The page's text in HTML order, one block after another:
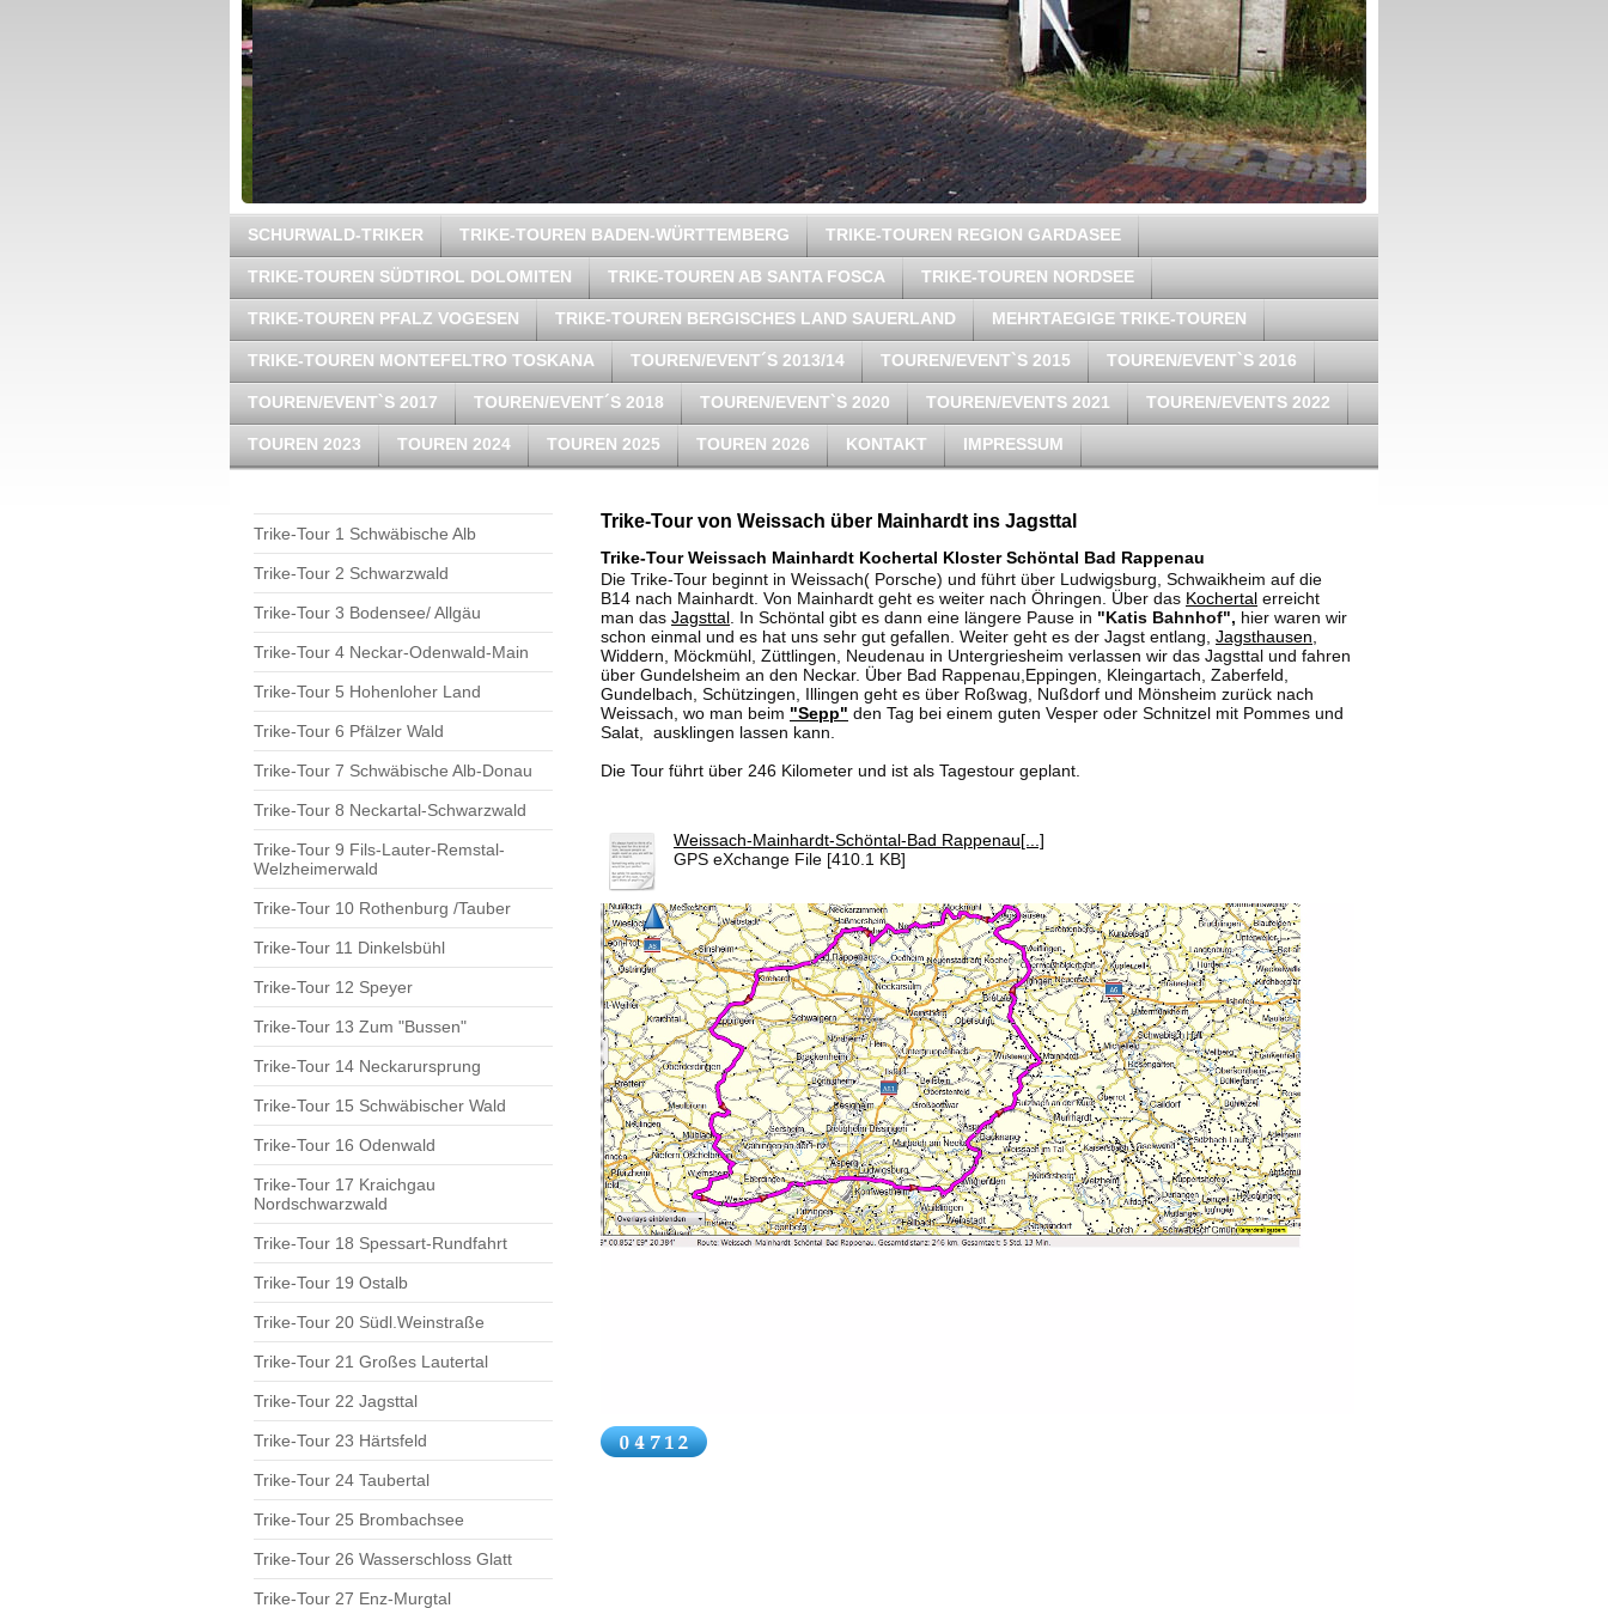
SCHURWALD-TRIKER TRIKE-TOUREN BADEN-WÜRTTEMBERG TRIKE-TOUREN REGION GARDASEE
TRIKE-TOUREN SÜDTIROL DOLOMITEN TRIKE-TOUREN AB SANTA FOSCA TRIKE-TOUREN NORDSEE
TRIKE-TOUREN PFALZ VOGESEN TRIKE-TOUREN BERGISCHES LAND SAUERLAND MEHRTAEGIGE TRIKE-TOUREN
TRIKE-TOUREN MONTEFELTRO TOSKANA TOUREN/EVENT´S 2013/14 TOUREN/EVENT`S 2015 TOUREN/EVENT`S 2016
TOUREN/EVENT`S 2017 TOUREN/EVENT´S 2018 TOUREN/EVENT`S 2020 TOUREN/EVENTS 2021 TOUREN/EVENTS 2022
TOUREN 2023 TOUREN 2024 TOUREN 2025 TOUREN 2026 KONTAKT IMPRESSUM
Trike-Tour 1 Schwäbische Alb
Trike-Tour 2 Schwarzwald
Trike-Tour 3 Bodensee/ Allgäu
Trike-Tour 4 Neckar-Odenwald-Main
Trike-Tour 5 Hohenloher Land
Trike-Tour 6 Pfälzer Wald
Trike-Tour 7 Schwäbische Alb-Donau
Trike-Tour 8 Neckartal-Schwarzwald
Trike-Tour 9 Fils-Lauter-Remstal-
Welzheimerwald
Trike-Tour 10 Rothenburg /Tauber
Trike-Tour 11 Dinkelsbühl
Trike-Tour 12 Speyer
Trike-Tour 13 Zum "Bussen"
Trike-Tour 14 Neckarursprung
Trike-Tour 15 Schwäbischer Wald
Trike-Tour 16 Odenwald
Trike-Tour 17 Kraichgau
Nordschwarzwald
Trike-Tour 18 Spessart-Rundfahrt
Trike-Tour 19 Ostalb
Trike-Tour 20 Südl.Weinstraße
Trike-Tour 21 Großes Lautertal
Trike-Tour 22 Jagsttal
Trike-Tour 23 Härtsfeld
Trike-Tour 24 Taubertal
Trike-Tour 25 Brombachsee
Trike-Tour 26 Wasserschloss Glatt
Trike-Tour 27 Enz-Murgtal
Trike-Tour von Weissach über Mainhardt ins Jagsttal
Trike-Tour Weissach Mainhardt Kochertal Kloster Schöntal Bad Rappenau
Die Trike-Tour beginnt in Weissach( Porsche) und führt über Ludwigsburg, Schwaikheim auf die
B14 nach Mainhardt. Von Mainhardt geht es weiter nach Öhringen. Über das Kochertal erreicht
man das Jagsttal . In Schöntal gibt es dann eine längere Pause in "Katis Bahnhof", hier waren wir
schon einmal und es hat uns sehr gut gefallen. Weiter geht es der Jagst entlang, Jagsthausen
Widdern, Möckmühl, Züttlingen, Neudenau in Untergriesheim verlassen wir das Jagsttal und fahren
über Gundelsheim an den Neckar. Über Bad Rappenau,Eppingen, Kleingartach, Zaberfeld,
Gundelbach, Schützingen, Illingen geht es über Roßwag, Nußdorf und Mönsheim zurück nach
Weissach, wo man beim "Sepp" den Tag bei einem guten Vesper oder Schnitzel mit Pommes und
Salat, ausklingen lassen kann.
Die Tour führt über 246 Kilometer und ist als Tagestour geplant.
Weissach-Mainhardt-Schöntal-Bad Rappenau[...]
GPS eXchange File [410.1 KB]